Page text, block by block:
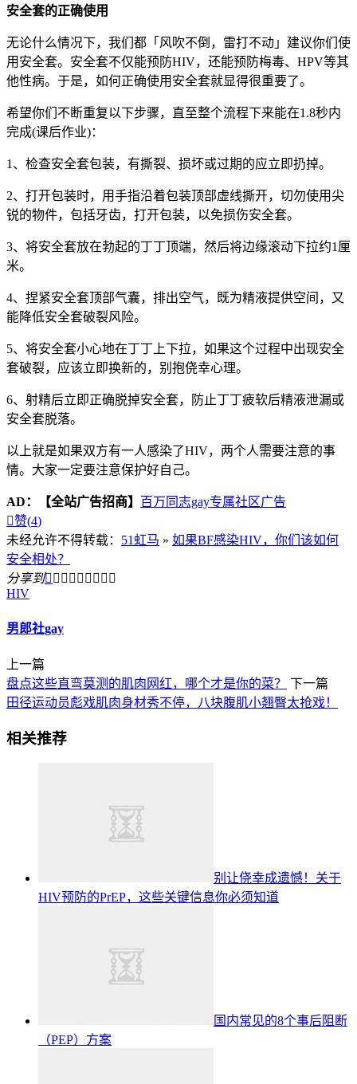
安全套的正确使用
无论什么情况下，我们都「风吹不倒，雷打不动」建议你们使
用安全套。安全套不仅能预防HIV，还能预防梅毒、HPV等其
他性病。于是，如何正确使用安全套就显得很重要了。
希望你们不断重复以下步骤，直至整个流程下来能在1.8秒内
完成(课后作业)：
1、检查安全套包装，有撕裂、损坏或过期的应立即扔掉。
2、打开包装时，用手指沿着包装顶部虚线撕开，切勿使用尖
锐的物件，包括牙齿，打开包装，以免损伤安全套。
3、将安全套放在勃起的丁丁顶端，然后将边缘滚动下拉约1厘
米。
4、捏紧安全套顶部气囊，排出空气，既为精液提供空间，又
能降低安全套破裂风险。
5、将安全套小心地在丁丁上下拉，如果这个过程中出现安全
套破裂，应该立即换新的，别抱侥幸心理。
6、射精后立即正确脱掉安全套，防止丁丁疲软后精液泄漏或
安全套脱落。
以上就是如果双方有一人感染了HIV，两个人需要注意的事
情。大家一定要注意保护好自己。
AD： 【全站广告招商】 百万同志gay专属社区广告
赞(4)
未经允许不得转载： 51虹马 » 如果BF感染HIV，你们该如何
安全相处？
分享到        
HIV
男郎社gay
上一篇
盘点这些直弯莫测的肌肉网红，哪个才是你的菜？
下一篇
田径运动员彪戏肌肉身材秀不停，八块腹肌小翘臀太抢戏！
相关推荐
别让侥幸成遗憾！关于
HIV预防的PrEP，这些关键信息你必须知道
国内常见的8个事后阻断
（PEP）方案